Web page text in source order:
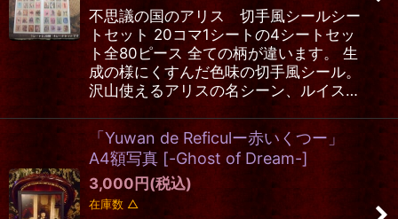
不思議の国のアリス 切手風シールシー
トセット 20コマ1シートの4シートセッ
ト全80ピース 全ての柄が違います。 生
成の様にくすんだ色味の切手風シール。
沢山使えるアリスの名シーン、ルイス…
「Yuwan de Reficulー赤いくつー」
A4額写真 [-Ghost of Dream-]
3,000 円 (税込)
在庫数 △